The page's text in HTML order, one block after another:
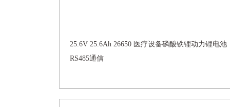
25.6V 25.6Ah 26650 医疗设备磷酸铁锂动力锂电池
RS485通信